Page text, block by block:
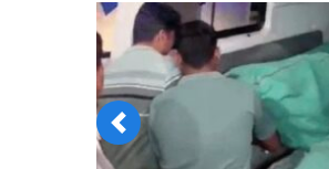
Previous